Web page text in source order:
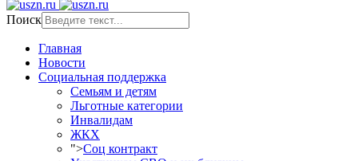
Поиск
Главная
Новости
Социальная поддержка
Семьям и детям
Льготные категории
Инвалидам
ЖКХ
">Соц контракт